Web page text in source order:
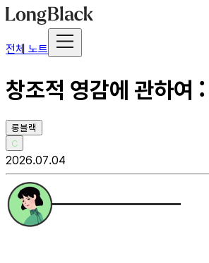
전체 노트
창조적 영감에 관하여
롱블랙
C
2026.07.04